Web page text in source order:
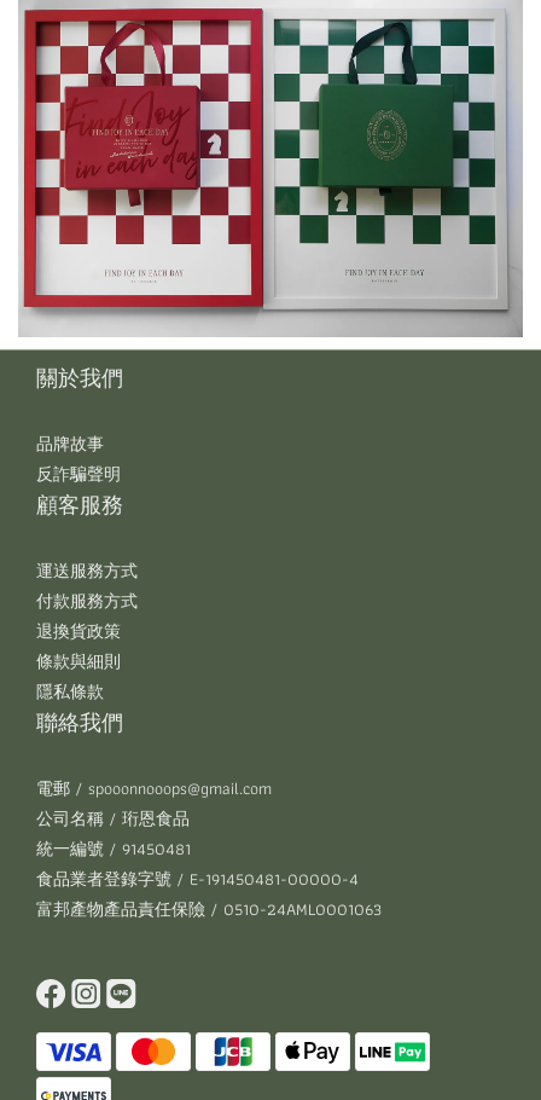
關於我們
品牌故事
反詐騙聲明
顧客服務
運送服務方式
付款服務方式
退換貨政策
條款與細則
隱私條款
聯絡我們
電郵 / spooonnooops@gmail.com
公司名稱 / 珩恩食品
統一編號 / 91450481
食品業者登錄字號 / E-191450481-00000-4
富邦產物產品責任保險 / 0510-24AML0001063